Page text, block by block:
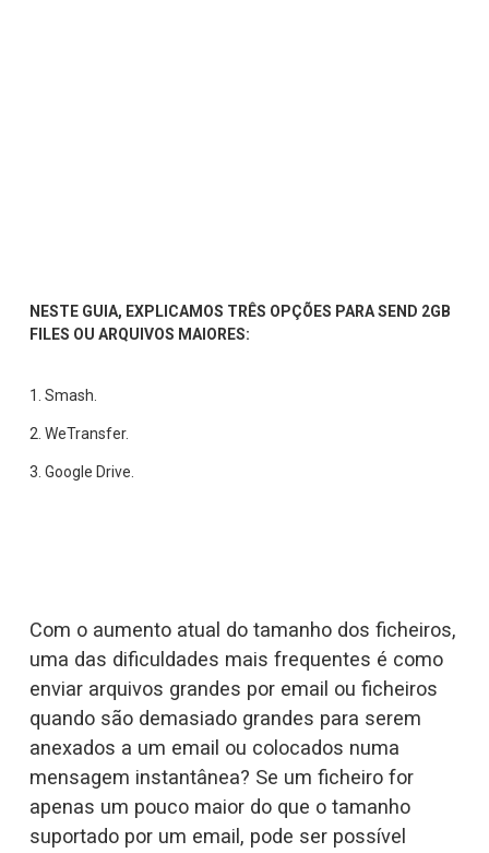
NESTE GUIA, EXPLICAMOS TRÊS OPÇÕES PARA SEND 2GB
FILES OU ARQUIVOS MAIORES:
1. Smash.
2. WeTransfer.
3. Google Drive.
Com o aumento atual do tamanho dos ficheiros,
uma das dificuldades mais frequentes é como
enviar arquivos grandes por email ou ficheiros
quando são demasiado grandes para serem
anexados a um email ou colocados numa
mensagem instantânea? Se um ficheiro for
apenas um pouco maior do que o tamanho
suportado por um email, pode ser possível